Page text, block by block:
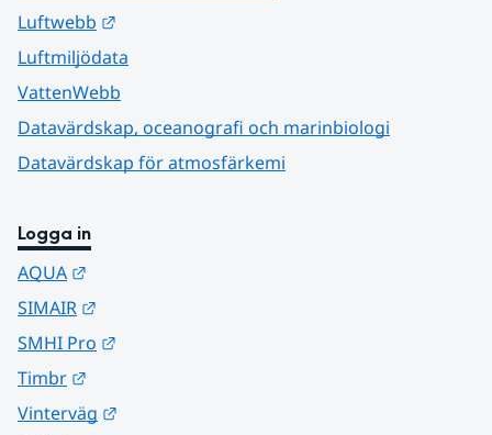
Luftwebb
Luftmiljödata
VattenWebb
Datavärdskap, oceanografi och marinbiologi
Datavärdskap för atmosfärkemi
Logga in
AQUA
SIMAIR
SMHI Pro
Timbr
Vinterväg